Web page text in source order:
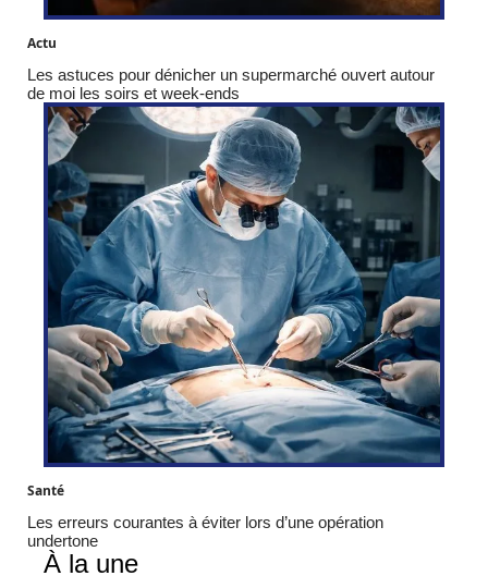
Actu
Les astuces pour dénicher un supermarché ouvert autour
de moi les soirs et week-ends
Santé
Les erreurs courantes à éviter lors d’une opération
undertone
À la une